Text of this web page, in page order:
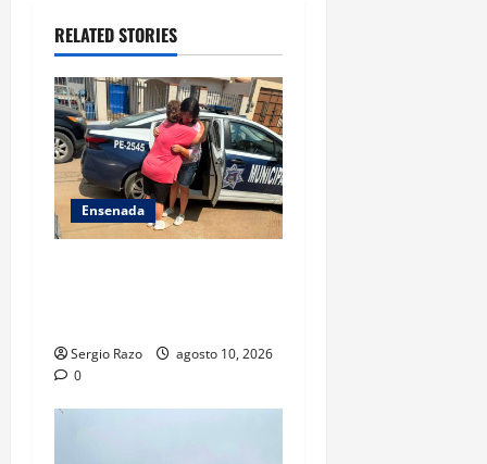
i
o
n
RELATED STORIES
Ensenada
Sergio Razo
agosto 10, 2026
0